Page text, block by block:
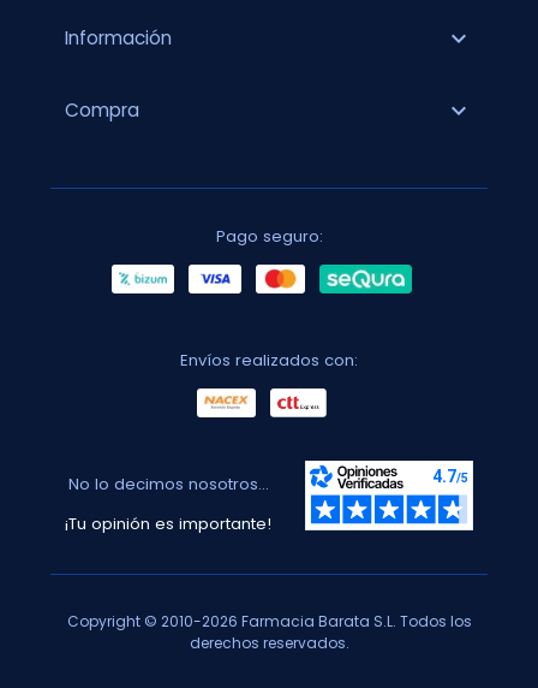
Información expand_more
Compra expand_more
Pago seguro:
Envíos realizados con:
No lo decimos nosotros...
¡Tu opinión es importante!
Copyright © 2010-2026 Farmacia Barata S.L. Todos los
derechos reservados.